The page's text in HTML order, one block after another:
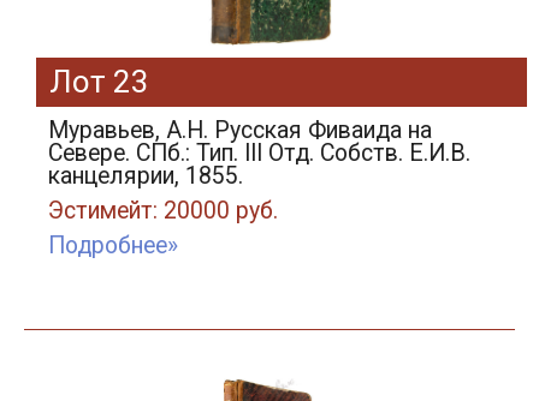
Лот 23
Муравьев, А.Н. Русская Фиваида на
Севере. СПб.: Тип. III Отд. Cобств. Е.И.В.
канцелярии, 1855.
Эстимейт: 20000 руб.
Подробнее»